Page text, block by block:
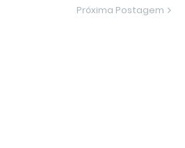
Próxima Postagem